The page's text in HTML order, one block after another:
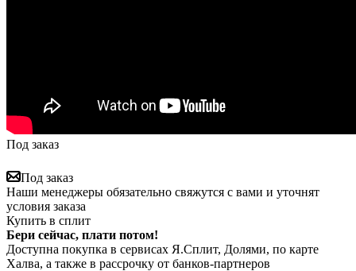
Под заказ
Под заказ
Наши менеджеры обязательно свяжутся с вами и уточнят
условия заказа
Купить в сплит
Бери сейчас, плати потом!
Доступна покупка в сервисах Я.Сплит, Долями, по карте
Халва, а также в рассрочку от банков-партнеров